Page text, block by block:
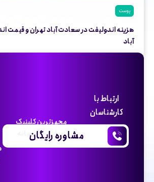
پوست
هزینه اندولیفت در سعادت آباد تهران و قیمت
آباد
ارتباط با
کارشناسان
مشاوره رایگان
مجهزترین کلینیک
زیبایی خاورمیانه